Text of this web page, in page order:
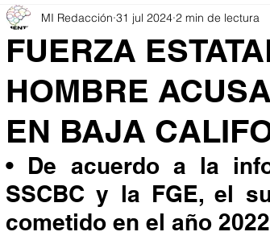
FUERZA
HOMBRE
EN BAJA
MI Redacción 31 jul 2024 2 min de lectura
• De acuerdo a la
SSCBC y la FGE, el
cometido en el año